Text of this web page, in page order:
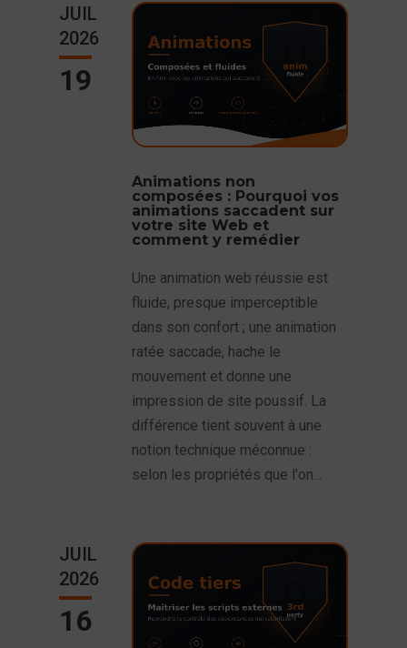
JUIL
2026
19
Animations non
composées : Pourquoi vos
animations saccadent sur
votre site Web et
comment y remédier
Une animation web réussie est
fluide, presque imperceptible
dans son confort ; une animation
ratée saccade, hache le
mouvement et donne une
impression de site poussif. La
différence tient souvent à une
notion technique méconnue :
selon les propriétés que l'on...
JUIL
2026
16